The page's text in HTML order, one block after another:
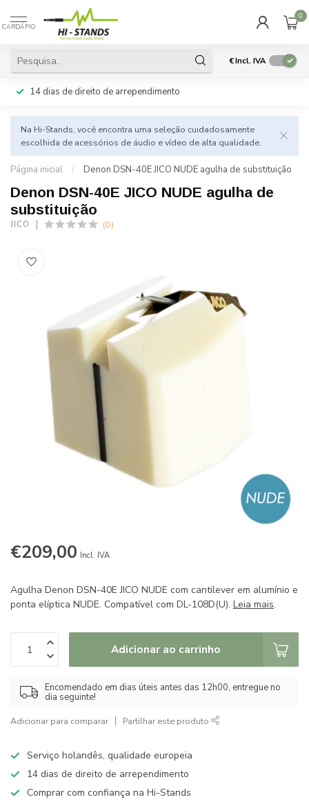
CARDÁPIO
0
€Incl. IVA
14 dias de direito de arrependimento
Na Hi-Stands, você encontra uma seleção cuidadosamente
escolhida de acessórios de áudio e vídeo de alta qualidade.
Página inicial / Denon DSN-40E JICO NUDE agulha de substituição
Denon DSN-40E JICO NUDE agulha de
substituição
JICO (0)
€209,00 Incl. IVA
Agulha Denon DSN-40E JICO NUDE com cantilever em alumínio e
ponta elíptica NUDE. Compatível com DL-108D(U). Leia mais.
Adicionar ao carrinho
Encomendado em dias úteis antes das 12h00, entregue no
dia seguinte!
Adicionar para comparar Partilhar este produto
Serviço holandês, qualidade europeia
14 dias de direito de arrependimento
Comprar com confiança na Hi-Stands